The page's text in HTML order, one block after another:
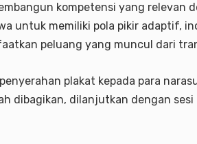
kompetensi yang relevan
untuk memiliki pola pikir adaptif,
peluang yang muncul dari
plakat kepada para
dibagikan, dilanjutkan dengan